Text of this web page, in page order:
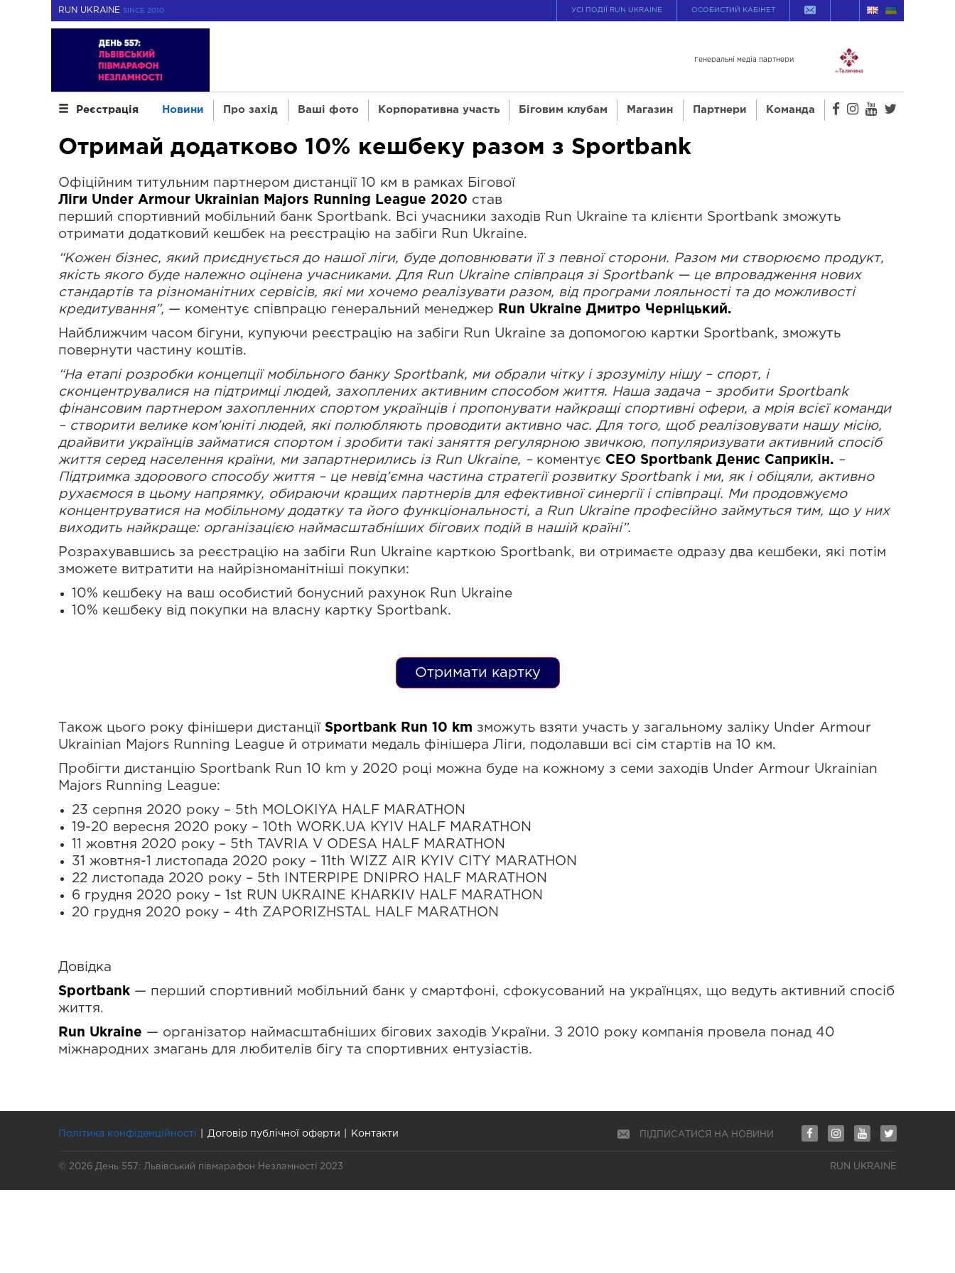
RUN UKRAINE SINCE 2010 УСІ ПОДІЇ RUN UKRAINE ОСОБИСТИЙ КАБІНЕТ
Генеральні медіа партнери
Реєстрація Новини Про захід Ваші фото Корпоративна участь Біговим клубам Магазин Партнери Команда
Отримай додатково 10% кешбеку разом з Sportbank
Офіційним титульним партнером дистанції 10 км в рамках Бігової
Ліги Under Armour Ukrainian Majors Running League 2020 став
перший спортивний мобільний банк Sportbank. Всі учасники заходів Run Ukraine та клієнти Sportbank зможуть
отримати додатковий кешбек на реєстрацію на забіги Run Ukraine.
“Кожен бізнес, який приєднується до нашої ліги, буде доповнювати її з певної сторони. Разом ми створюємо продукт,
якість якого буде належно оцінена учасниками. Для Run Ukraine співпраця зі Sportbank — це впровадження нових
стандартів та різноманітних сервісів, які ми хочемо реалізувати разом, від програми лояльності та до можливості
кредитування”, — коментує співпрацю генеральний менеджер
Run Ukraine Дмитро Черніцький.
Найближчим часом бігуни, купуючи реєстрацію на забіги Run Ukraine за допомогою картки Sportbank, зможуть
повернути частину коштів.
“На етапі розробки концепції мобільного банку Sportbank, ми обрали чітку і зрозумілу нішу – спорт, і
сконцентрувалися на підтримці людей, захоплених активним способом життя. Наша задача–зробити Sportbank
фінансовим партнером захопленних спортом українців і пропонувати найкращі спортивні офери, а мрія всієї команди
–створити велике ком’юніті людей, які полюбляють проводити активно час. Для того, щоб реалізовувати нашу місію,
драйвити українців займатися спортом і зробити такі заняття регулярною звичкою, популяризувати активний спосіб
життя серед населення країни, ми запартнерились із Run Ukraine, –коментує CEO Sportbank Денис Саприкін. –
Підтримка здорового способу життя –це невід’ємна частина стратегії розвитку Sportbank і ми, як і обіцяли, активно
рухаємося в цьому напрямку, обираючи кращих партнерів для ефективної синергії і співпраці. Ми продовжуємо
концентруватися на мобільному додатку та його функціональності, а Run Ukraine професійно займуться тим, що у них
виходить найкраще: організацією наймасштабніших бігових подій в нашій країні”.
Розрахувавшись за реєстрацію на забіги Run Ukraine карткою Sportbank, ви отримаєте одразу два кешбеки, які потім
зможете витратити на найрізноманітніші покупки:
10% кешбеку на ваш особистий бонусний рахунок Run Ukraine
10% кешбеку від покупки на власну картку Sportbank.
Отримати картку
Також цього року фінішери дистанції Sportbank Run 10 km зможуть взяти участь у загальному заліку Under Armour
Ukrainian Majors Running League й отримати медаль фінішера Ліги, подолавши всі сім стартів на 10 км.
Пробігти дистанцію Sportbank Run 10 km у 2020 році можна буде на кожному з семи заходів Under Armour Ukrainian
Majors Running League:
23 серпня 2020 року – 5th MOLOKIYA HALF MARATHON
19-20 вересня 2020 року – 10th WORK.UA KYIV HALF MARATHON
11 жовтня 2020 року – 5th TAVRIA V ODESA HALF MARATHON
31 жовтня-1 листопада 2020 року – 11th WIZZ AIR KYIV CITY MARATHON
22 листопада 2020 року – 5th INTERPIPE DNIPRO HALF MARATHON
6 грудня 2020 року – 1st RUN UKRAINE KHARKIV HALF MARATHON
20 грудня 2020 року – 4th ZAPORIZHSTAL HALF MARATHON
Довідка
Sportbank — перший спортивний мобільний банк у смартфоні, сфокусований на українцях, що ведуть активний спосіб
життя.
Run Ukraine — організатор наймасштабніших бігових заходів України. З 2010 року компанія провела понад 40
міжнародних змагань для любителів бігу та спортивних ентузіастів.
Політика конфіденційності Договір публічної оферти Контакти ПІДПИСАТИСЯ НА НОВИНИ
© 2026 День 557: Львівський півмарафон Незламності 2023 RUN UKRAINE